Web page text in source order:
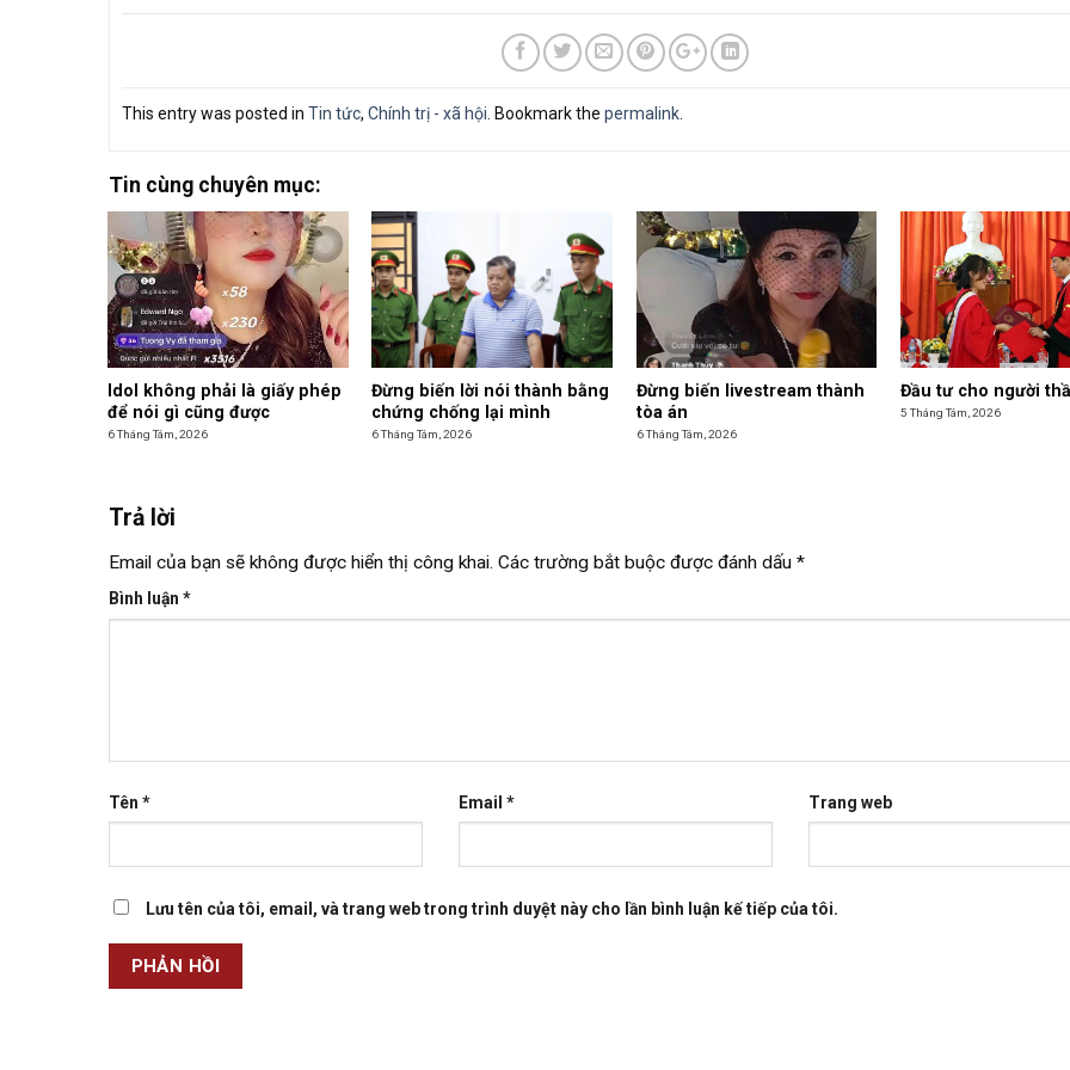
This entry was posted in Tin tức, Chính trị - xã hội . Bookmark the permalink.
Tin cùng chuyên mục:
Idol không phải là giấy phép
để nói gì cũng được
6 Tháng Tám, 2026
Đừng biến lời nói thành bằng
chứng chống lại mình
6 Tháng Tám, 2026
Đừng biến livestream thành
tòa án
6 Tháng Tám, 2026
Đầu tư cho người
5 Tháng Tám, 2026
Trả lời
Email của bạn sẽ không được hiển thị công khai. Các trường bắt buộc được đánh dấu *
Bình luận *
Tên * Email * Trang web
Lưu tên của tôi, email, và trang web trong trình duyệt này cho lần bình luận kế tiếp của tôi.